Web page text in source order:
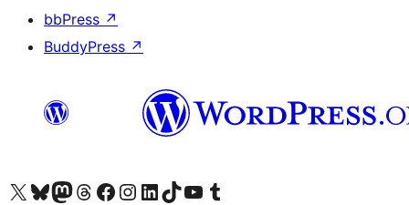
bbPress ↗
BuddyPress ↗
Besøg vores X (tidligere Twitter) konto
Besøg vores Bluesky-konto
Besøg vores Mastodon konto
Besøg vores Threads-konto
Besøg vores Facebook sideBesøg vores Instagram konto
Besøg vores LinkedIn konto
Besøg vores TikTok-konto
Besøg vores YouTube-kanalBesøg vores Tumblr-konto